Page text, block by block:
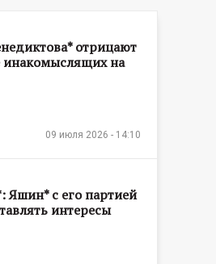
отрицают
инакомыслящих на
09 июля 2026 - 14:10
Яшин* с его партией
интересы